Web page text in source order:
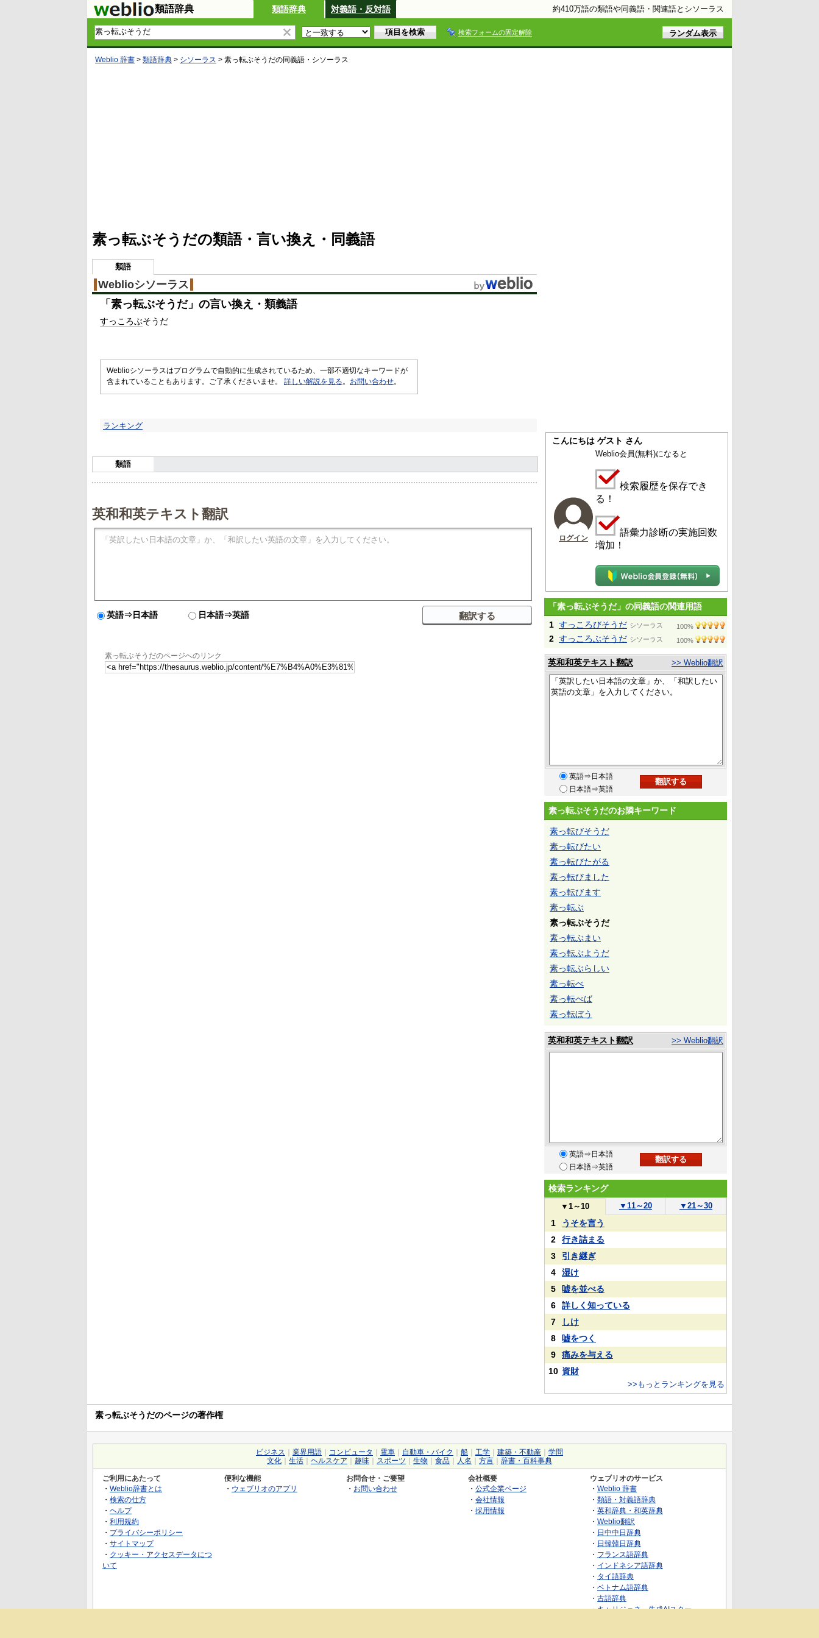
類語辞典 類語辞典 対義語・反対語 約410万語の類語や同義語・関連語とシソーラス
検索フォームの固定解除
Weblio 辞書 > 類語辞典 > シソーラス > 素っ転ぶそうだの同義語・シソーラス
1
%
素っ転ぶそうだの類語・言い換え・同義語
類語
Weblioシソーラス
「 素っ転ぶそうだ」の言い換え・類義語
すっころぶそうだ
Weblioシソーラスはプログラムで自動的に生成されているため、一部不適切なキーワードが
含まれていることもあります。ご了承くださいませ。 詳しい解説を見る 。 お問い合わせ。
ランキング
類語
英和和英テキスト翻訳
英語⇒日本語 日本語⇒英語
素っ転ぶそうだのページへのリンク
こんにちは ゲスト さん
ログイン
Weblio会員(無料)になると
検索履歴を保存でき
る！
語彙力診断の実施回数
増加！
「素っ転ぶそうだ」の同義語の関連用語
1 すっころびそうだ シソーラス 100%
2 すっころぶそうだ シソーラス 100%
英和和英テキスト翻訳 >> Weblio翻訳
英語⇒日本語
日本語⇒英語
素っ転ぶそうだのお隣キーワード
素っ転びそうだ
素っ転びたい
素っ転びたがる
素っ転びました
素っ転びます
素っ転ぶ
素っ転ぶそうだ
素っ転ぶまい
素っ転ぶようだ
素っ転ぶらしい
素っ転べ
素っ転べば
素っ転ぼう
英和和英テキスト翻訳 >> Weblio翻訳
英語⇒日本語
日本語⇒英語
検索ランキング
▼ 1～10 ▼ 11～20 ▼ 21～30
1
うそを言う
2
行き詰まる
3
引き継ぎ
4
湿け
5
嘘を並べる
6
詳しく知っている
7
しけ
8
嘘をつく
9
痛みを与える
10 資財
>>もっとランキングを見る
素っ転ぶそうだのページの著作権
ビジネス 業界用語 コンピュータ 電車 自動車・バイク 船 工学 建築・不動産
学問
文化
生活 ヘルスケア 趣味 スポーツ 生物 食品 人名 方言 辞書・百科事典
ご利用にあたって
・ Weblio辞書とは
・ 検索の仕方
・ ヘルプ
・ 利用規約
・ プライバシーポリシー
・ サイトマップ
・ クッキー・アクセスデータにつ
いて
便利な機能
・ ウェブリオのアプリ
お問合せ・ご要望
・ お問い合わせ
会社概要
・ 公式企業ページ
・ 会社情報
・ 採用情報
ウェブリオのサービス
・ Weblio 辞書
・ 類語・対義語辞典
・ 英和辞典・和英辞典
・ Weblio翻訳
・ 日中中日辞典
・ 日韓韓日辞典
・ フランス語辞典
・ インドネシア語辞典
・ タイ語辞典
・ ベトナム語辞典
・ 古語辞典
・キャリジェネ～生成AIスクー